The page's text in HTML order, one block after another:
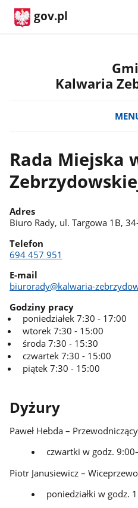
gov.pl
Kalwaria
Rada Miejska
Adres
Biuro Rady, ul. Targowa 1B,
Telefon
694 457 951
E-mail
biurorady@kalwaria-
Godziny pracy
poniedziałek 7:30 - 17:00
wtorek 7:30 - 15:00
środa 7:30 - 15:30
czwartek 7:30 - 15:00
piątek 7:30 - 15:00
Dyżury
Paweł Hebda –
czwartki w godz.
Piotr Janusiewicz –
poniedziałki w godz.